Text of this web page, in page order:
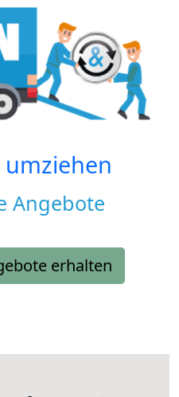
Angebote
erhalten